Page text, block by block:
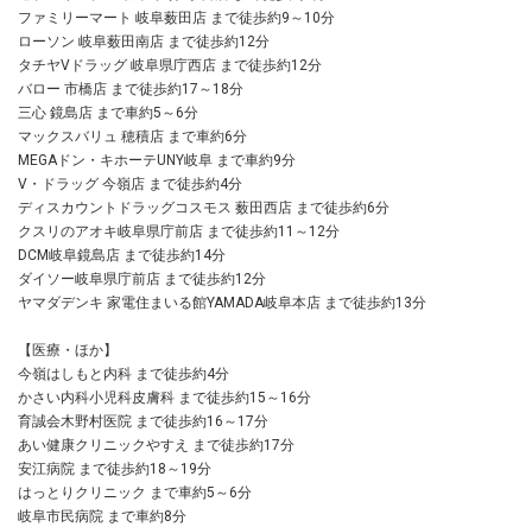
ファミリーマート 岐阜薮田店 まで徒歩約9～10分
ローソン 岐阜薮田南店 まで徒歩約12分
タチヤVドラッグ 岐阜県庁西店 まで徒歩約12分
バロー 市橋店 まで徒歩約17～18分
三心 鏡島店 まで車約5～6分
マックスバリュ 穂積店 まで車約6分
MEGAドン・キホーテUNY岐阜 まで車約9分
V・ドラッグ 今嶺店 まで徒歩約4分
ディスカウントドラッグコスモス 薮田西店 まで徒歩約6分
クスリのアオキ岐阜県庁前店 まで徒歩約11～12分
DCM岐阜鏡島店 まで徒歩約14分
ダイソー岐阜県庁前店 まで徒歩約12分
ヤマダデンキ 家電住まいる館YAMADA岐阜本店 まで徒歩約13分
【医療・ほか】
今嶺はしもと内科 まで徒歩約4分
かさい内科小児科皮膚科 まで徒歩約15～16分
育誠会木野村医院 まで徒歩約16～17分
あい健康クリニックやすえ まで徒歩約17分
安江病院 まで徒歩約18～19分
はっとりクリニック まで車約5～6分
岐阜市民病院 まで車約8分